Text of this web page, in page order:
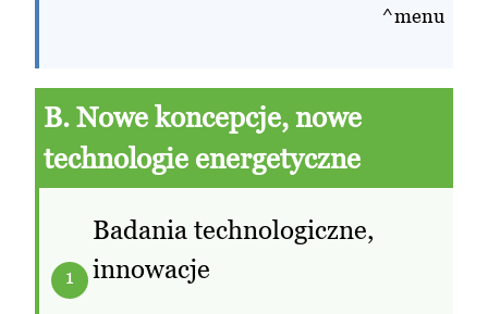
^menu
B. Nowe koncepcje, nowe
technologie energetyczne
1
Badania technologiczne,
innowacje